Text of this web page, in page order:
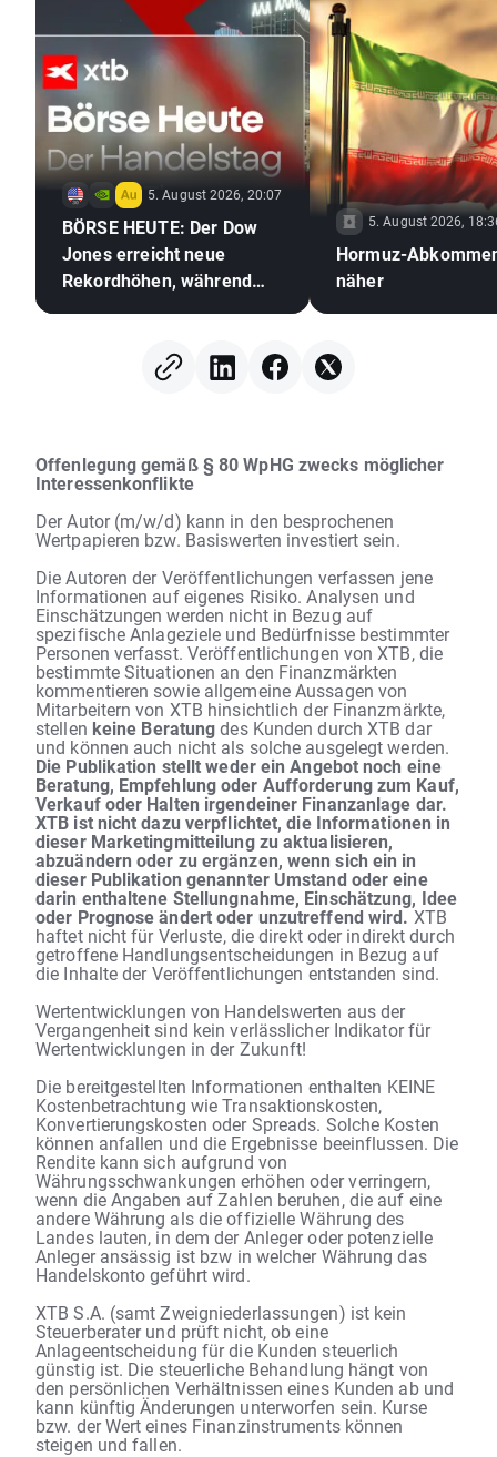
5. August 2026, 20:07
BÖRSE HEUTE: Der Dow
Jones erreicht neue
Rekordhöhen, während
Abkommen zwischen den
USA und dem Iran zulegen
5. August 2026,
Hormuz-
näher
Offenlegung gemäß § 80 WpHG zwecks möglicher
Interessenkonflikte
Der Autor (m/w/d) kann in den besprochenen
Wertpapieren bzw. Basiswerten investiert sein.
Die Autoren der Veröffentlichungen verfassen jene
Informationen auf eigenes Risiko. Analysen und
Einschätzungen werden nicht in Bezug auf
spezifische Anlageziele und Bedürfnisse bestimmter
Personen verfasst. Veröffentlichungen von XTB, die
bestimmte Situationen an den Finanzmärkten
kommentieren sowie allgemeine Aussagen von
Mitarbeitern von XTB hinsichtlich der Finanzmärkte,
stellen keine Beratungdes Kunden durch XTB dar
und können auch nicht als solche ausgelegt werden.
Die Publikation stellt weder ein Angebot noch eine
Beratung, Empfehlung oder Aufforderung zum Kauf,
Verkauf oder Halten irgendeiner Finanzanlage dar.
XTB ist nicht dazu verpflichtet, die Informationen in
dieser Marketingmitteilung zu aktualisieren,
abzuändern oder zu ergänzen, wenn sich ein in
dieser Publikation genannter Umstand oder eine
darin enthaltene Stellungnahme, Einschätzung, Idee
oder Prognose ändert oder unzutreffend wird.XTB
haftet nicht für Verluste, die direkt oder indirekt durch
getroffene Handlungsentscheidungen in Bezug auf
die Inhalte der Veröffentlichungen entstanden sind.
Wertentwicklungen von Handelswerten aus der
Vergangenheit sind kein verlässlicher Indikator für
Wertentwicklungen in der Zukunft!
Die bereitgestellten Informationen enthalten KEINE
Kostenbetrachtung wie Transaktionskosten,
Konvertierungskosten oder Spreads. Solche Kosten
können anfallen und die Ergebnisse beeinflussen. Die
Rendite kann sich aufgrund von
Währungsschwankungen erhöhen oder verringern,
wenn die Angaben auf Zahlen beruhen, die auf eine
andere Währung als die offizielle Währung des
Landes lauten, in dem der Anleger oder potenzielle
Anleger ansässig ist bzw in welcher Währung das
Handelskonto geführt wird.
XTB S.A. (samt Zweigniederlassungen) ist kein
Steuerberater und prüft nicht, ob eine
Anlageentscheidung für die Kunden steuerlich
günstig ist. Die steuerliche Behandlung hängt von
den persönlichen Verhältnissen eines Kunden ab und
kann künftig Änderungen unterworfen sein. Kurse
bzw. der Wert eines Finanzinstruments können
steigen und fallen.